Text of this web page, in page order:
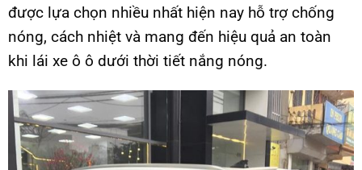
được lựa chọn nhiều nhất hiện nay hỗ trợ chống
nóng, cách nhiệt và mang đến hiệu quả an toàn
khi lái xe ô ô dưới thời tiết nắng nóng.